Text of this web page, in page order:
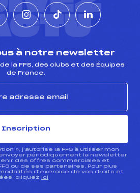
à notre newsletter
la FFS, des clubs et des Équipes
de France.
Inscription
», j’autorise la FFS à utiliser mon
périodiquement la newsletter
des offres commerciales et
ou de ses partenaires. Pour plus
d’exercice de vos droits et
cliquez ici